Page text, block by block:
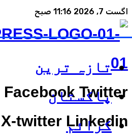
اگست 7, 2026 11:16 صبح
Facebook Twitter
X-twitter Linkedin
تازہ ترین
پاکستان
کرائم